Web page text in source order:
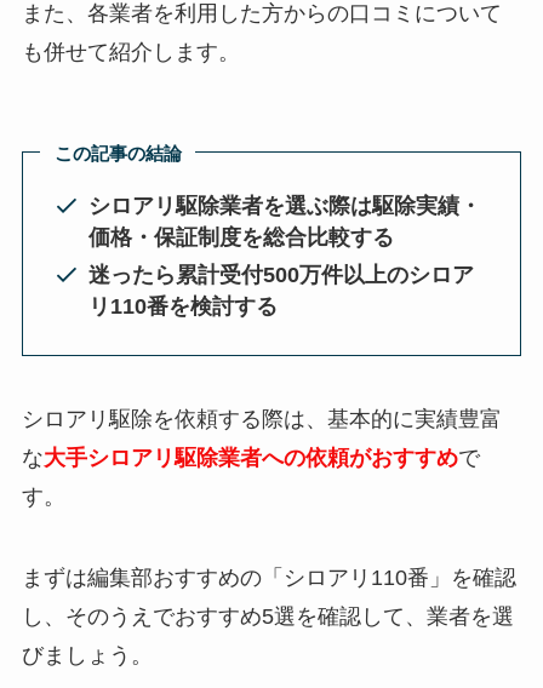
また、各業者を利用した方からの口コミについて
も併せて紹介します。
この記事の結論
シロアリ駆除業者を選ぶ際は駆除実績・
価格・保証制度を総合比較する
迷ったら累計受付500万件以上のシロア
リ110番を検討する
シロアリ駆除を依頼する際は、基本的に実績豊富
な大手シロアリ駆除業者への依頼がおすすめで
す。
まずは編集部おすすめの「シロアリ110番」を確認
し、そのうえでおすすめ5選を確認して、業者を選
びましょう。